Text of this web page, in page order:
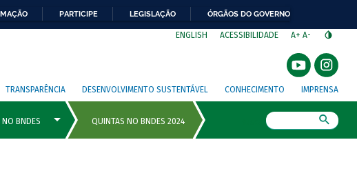
PARTICIPE LEGISLAÇÃO ÓRGÃOS DO GOVERNO
ENGLISH ACESSIBILIDADE A+ A-
TRANSPARÊNCIA DESENVOLVIMENTO SUSTENTÁVEL CONHECIMENTO IMPRENSA